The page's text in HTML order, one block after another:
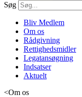
Søg
Bliv Medlem
Om os
Rådgivning
Rettighedsmidler
Legatansøgning
Indsatser
Aktuelt
<Om os